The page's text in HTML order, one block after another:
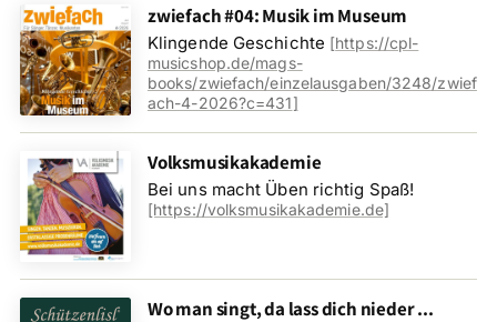
zwiefach #04: Musik im Museum
Klingende Geschichte [https://cpl-
musicshop.de/mags-
books/zwiefach/einzelausgaben/3248/zwief
ach-4-2026?c=431]
Volksmusikakademie
Bei uns macht Üben richtig Spaß!
[https://volksmusikakademie.de]
Wo man singt, da lass dich nieder ...